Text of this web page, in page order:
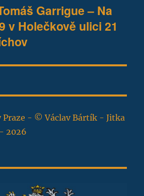
Garrigue – Na
v Holečkově ulici 21
Praze - © Václav Bártík - Jitka
2026